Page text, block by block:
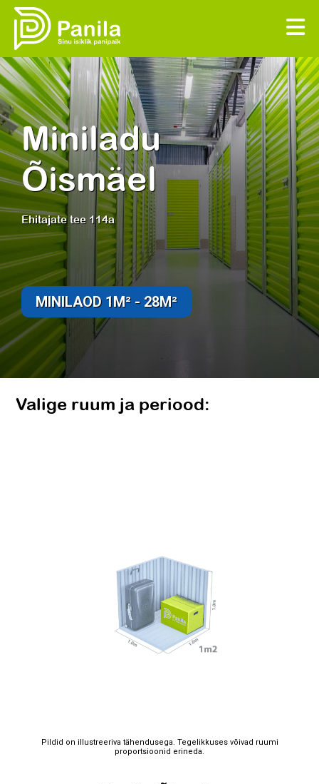
Miniladu
Õismäel
Ehitajate tee 114a
MINILAOD 1M² - 28M²
Valige ruum ja periood:
Pildid on illustreeriva tähendusega. Tegelikkuses võivad ruumi
proportsioonid erineda.